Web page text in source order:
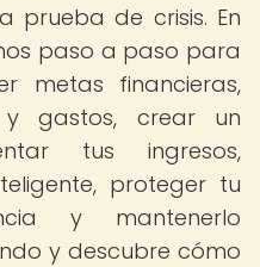
prueba de crisis. En
paso a paso para
metas financieras,
y gastos, crear un
tus ingresos,
proteger tu
y mantenerlo
y descubre cómo